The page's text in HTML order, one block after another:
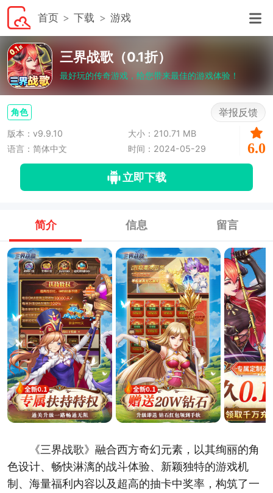
首页 下载 游戏
三界战歌（0.1折）
最好玩的传奇游戏，给您带来最佳的游戏体验！
角色 举报反馈
版本：v9.9.10
大小：210.71 MB
语言：简体中文
时间：2024-05-29 6.0
立即下载
简介 信息 留言
《三界战歌》融合西方奇幻元素，以其绚丽的角
色设计、畅快淋漓的战斗体验、新颖独特的游戏机
制、海量福利内容以及超高的抽卡中奖率，构筑了一